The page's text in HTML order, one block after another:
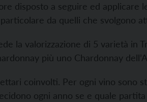
disposto a seguire ed applicare
da quelli che svolgono
la valorizzazione di 5 varietà in
più uno Chardonnay
coinvolti. Per ogni vino sono
ogni anno se e quale